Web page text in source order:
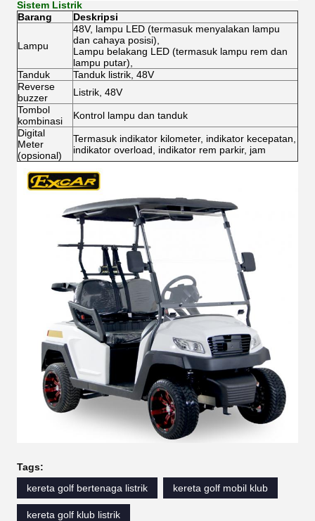
Sistem Listrik
Barang
Deskripsi
Lampu
48V, lampu LED (termasuk menyalakan lampu
dan cahaya posisi),
Lampu belakang LED (termasuk lampu rem dan
lampu putar),
Tanduk
Tanduk listrik, 48V
Reverse
buzzer
Listrik, 48V
Tombol
kombinasi
Kontrol lampu dan tanduk
Digital
Meter
(opsional)
Termasuk indikator kilometer, indikator kecepatan,
indikator overload, indikator rem parkir, jam
Tags:
kereta golf bertenaga listrik
kereta golf mobil klub
kereta golf klub listrik